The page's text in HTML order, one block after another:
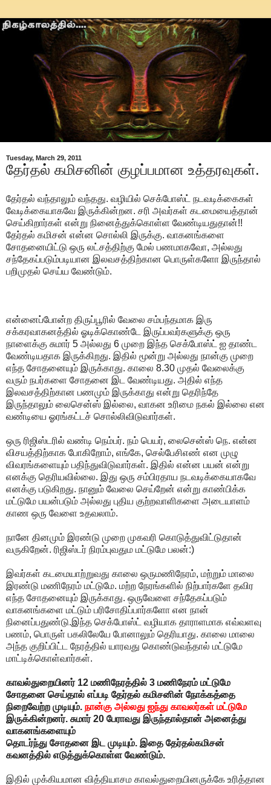
Tuesday, March 29, 2011
தேர்தல் கமிசனின் குழப்பமான உத்தரவுகள்.
தேர்தல் வந்தாலும் வந்தது. வழியில் செக்போஸ்ட் நடவடிக்கைகள்
வேடிக்கையாகவே இருக்கின்றன. சரி அவர்கள் கடமையைத்தான்
செய்கிறார்கள் என்று நினைத்துக்கொள்ள வேண்டியதுதான்!!
தேர்தல் கமிசன் என்ன சொல்லி இருக்கு. வாகனங்களை
சோதனையிட்டு ஒரு லட்சத்திற்கு மேல் பணமாகவோ, அல்லது
சந்தேகப்படும்படியான இலவசத்திற்கான பொருள்களோ இருந்தால்
பறிமுதல் செய்ய வேண்டும்.
என்னைப்போன்ற திருப்பூரில் வேலை சம்பந்தமாக இரு
சக்கரவாகனத்தில் ஓடிக்கொண்டே இருப்பவர்களுக்கு ஒரு
நாளைக்கு சுமார் 5 அல்லது 6 முறை இந்த செக்போஸ்ட் ஐ தாண்ட
வேண்டியதாக இருக்கிறது. இதில் மூன்று அல்லது நான்கு முறை
எந்த சோதனையும் இருக்காது. காலை 8.30 முதல் வேலைக்கு
வரும் நபர்களை சோதனை இட வேண்டியது. அதில் எந்த
இலவசத்திற்கான பணமும் இருக்காது என்று தெரிந்தே
இருந்தாலும் லைசென்ஸ் இல்லை, வாகன உரிமை நகல் இல்லை என
வண்டியை ஓரங்கட்டச் சொல்லிவிடுவார்கள்.
ஒரு ரிஜிஸ்டரில் வண்டி நெம்பர். நம் பெயர், லைசென்ஸ் நெ. என்ன
விசயத்திற்காக போகிறோம், எங்கே, செல்பேசிஎண் என முழு
விவரங்களையும் பதிந்துவிடுவார்கள். இதில் என்ன பயன் என்று
எனக்கு தெரியவில்லை. இது ஒரு சம்பிரதாய நடவடிக்கையாகவே
எனக்கு படுகிறது. நானும் வேலை செய்றேன் என்று காண்பிக்க
மட்டுமே பயன்படும் அல்லது புதிய குற்றவாளிகளை அடையாளம்
காண ஒரு வேளை உதவலாம்.
நானே தினமும் இரண்டு முறை முகவரி கொடுத்துவிட்டுதான்
வருகிறேன். ரிஜிஸ்டர் நிரம்புவதும மட்டுமே பலன்:)
இவர்கள் கடமையாற்றுவது காலை ஒருமணிநேரம், மற்றும் மாலை
இரண்டு மணிநேரம் மட்டுமே. மற்ற நேரங்களில் நிற்பார்களே தவிர
எந்த சோதனையும் இருக்காது. ஒருவேளை சந்தேகப்படும்
வாகனங்களை மட்டும் பரிசோதிப்பார்களோ என நான்
நினைப்பதுண்டு.இந்த செக்போஸ்ட் வழியாக தாராளமாக எவ்வளவு
பணம், பொருள் பகலிலேயே போனாலும் தெரியாது. காலை மாலை
அந்த குறிப்பிட்ட நேரத்தில் யாரவது கொண்டுவந்தால் மட்டுமே
மாட்டிக்கொள்வார்கள்.
காவல்துறையினர் 12 மணிநேரத்தில் 3 மணிநேரம் மட்டுமே
சோதனை செய்தால் எப்படி தேர்தல் கமிசனின் நோக்கத்தை
நிறைவேற்ற முடியும். நான்கு அல்லது ஐந்து காவலர்கள் மட்டுமே
இருக்கின்றனர். சுமார் 20 பேராவது இருந்தால்தான் அனைத்து
வாகனங்களையும்
தொடர்ந்து சோதனை இட முடியும். இதை தேர்தல்கமிசன்
கவனத்தில் எடுத்துக்கொள்ள வேண்டும்.
இதில் முக்கியமான வித்தியாசம காவல்துறையினருக்கே உரித்தான